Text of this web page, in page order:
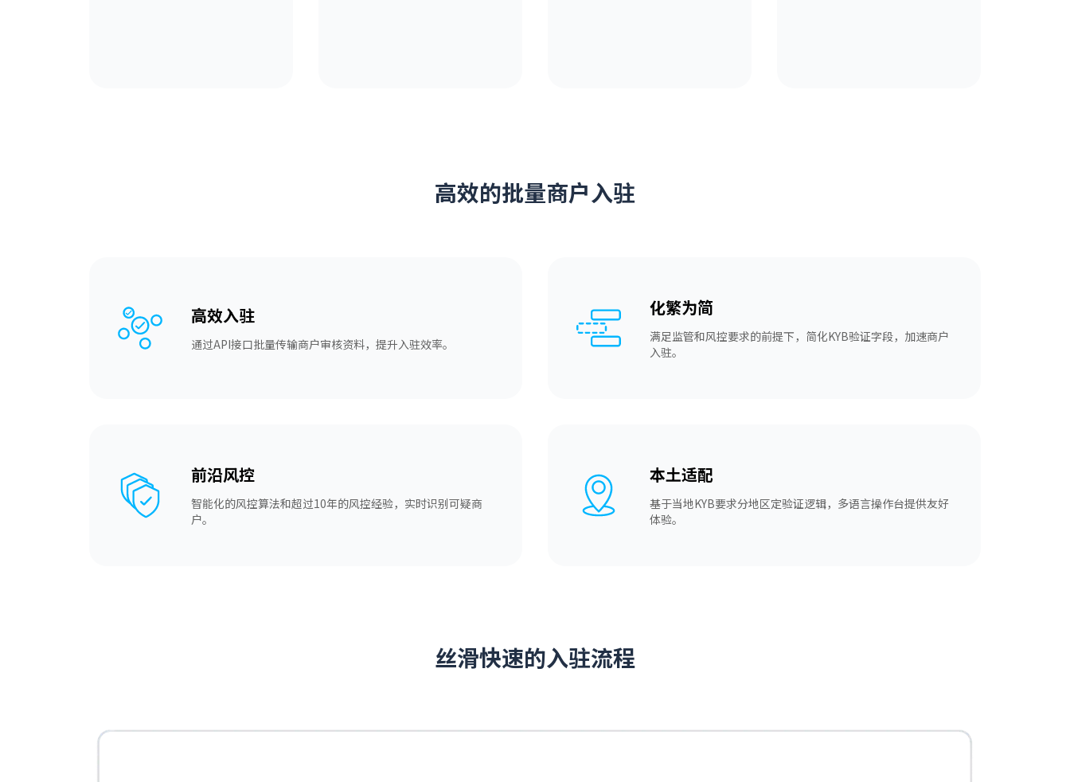
高效的批量商户入驻
高效入驻
通过API接口批量传输商户审核资料，提升入驻效率。
化繁为简
满足监管和风控要求的前提下，简化KYB验证字段，加速商户
入驻。
前沿风控
智能化的风控算法和超过10年的风控经验，实时识别可疑商
户。
本土适配
基于当地KYB要求分地区定验证逻辑，多语言操作台提供友好
体验。
丝滑快速的入驻流程